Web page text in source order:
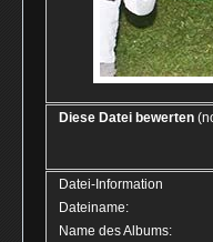
Diese Datei bewerten
Datei-Information
Dateiname:
Name des Albums: